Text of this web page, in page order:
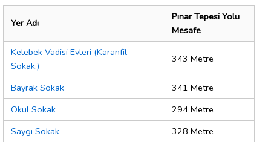
Yer Adı
Pınar Tepesi Yolu
Mesafe
Kelebek Vadisi Evleri (Karanfil
Sokak.)
343 Metre
Bayrak Sokak
341 Metre
Okul Sokak
294 Metre
Saygı Sokak
328 Metre